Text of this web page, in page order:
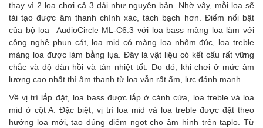
thay vì 2 loa chơi cả 3 dải như nguyên bản. Nhờ vậy, mỗi loa sẽ
tái tạo được âm thanh chính xác, tách bạch hơn. Điểm nổi bật
của bộ loa AudioCircle ML-C6.3 với loa bass màng loa làm với
công nghệ phun cát, loa mid có màng loa nhôm đúc, loa treble
màng loa được làm bằng lụa. Đây là vật liệu có kết cấu rất vững
chắc và độ đàn hồi và tản nhiệt tốt. Do đó, khi chơi ở mức âm
lượng cao nhất thì âm thanh từ loa vẫn rất ấm, lực đánh mạnh.
Về vị trí lắp đặt, loa bass được lắp ở cánh cửa, loa treble và loa
mid ở cột A. Đặc biệt, vị trí loa mid và loa treble được đặt theo
hướng loa mới, tạo đúng điểm ngọt cho âm hình trên taplo. Từ